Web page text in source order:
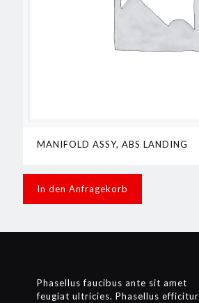
MANIFOLD ASSY, ABS LANDING
In den Anfragekorb
Phasellus faucibus ante sit amet
feugiat ultricies. Phasellus efficitur